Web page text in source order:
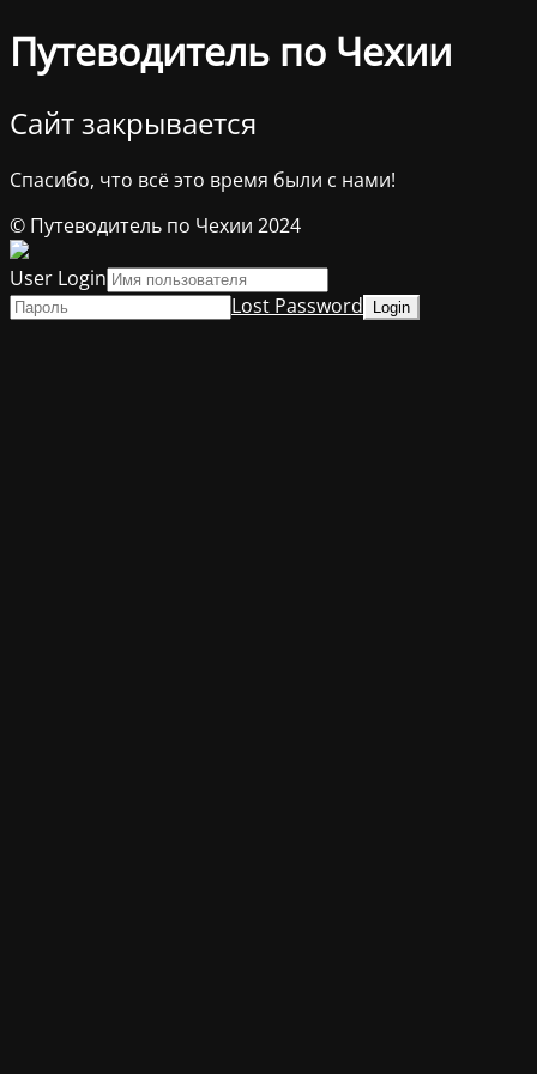
Путеводитель по Чехии
Сайт закрывается
Спасибо, что всё это время были с нами!
© Путеводитель по Чехии 2024
User Login
Lost Password